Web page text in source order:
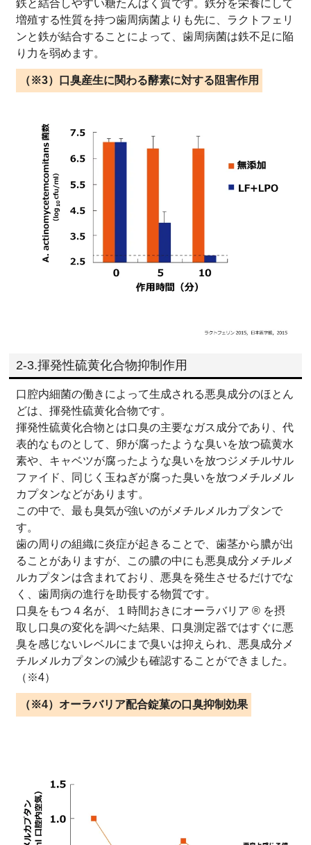
鉄と結合しやすい糖たんぱく質です。鉄分を栄養にして
増殖する性質を持つ歯周病菌よりも先に、ラクトフェリ
ンと鉄が結合することによって、歯周病菌は鉄不足に陥
り力を弱めます。
（※3）口臭産生に関わる酵素に対する阻害作用
2-3.揮発性硫黄化合物抑制作用
口腔内細菌の働きによって生成される悪臭成分のほとん
どは、揮発性硫黄化合物です。
揮発性硫黄化合物とは口臭の主要なガス成分であり、代
表的なものとして、卵が腐ったような臭いを放つ硫黄水
素や、キャベツが腐ったような臭いを放つジメチルサル
ファイド、同じく玉ねぎが腐った臭いを放つメチルメル
カプタンなどがあります。
この中で、最も臭気が強いのがメチルメルカプタンで
す。
歯の周りの組織に炎症が起きることで、歯茎から膿が出
ることがありますが、この膿の中にも悪臭成分メチルメ
ルカプタンは含まれており、悪臭を発生させるだけでな
く、歯周病の進行を助長する物質です。
口臭をもつ４名が、１時間おきにオーラバリア ® を摂
取し口臭の変化を調べた結果、口臭測定器ではすぐに悪
臭を感じないレベルにまで臭いは抑えられ、悪臭成分メ
チルメルカプタンの減少も確認することができました。
（※4）
（※4）オーラバリア配合錠菓の口臭抑制効果